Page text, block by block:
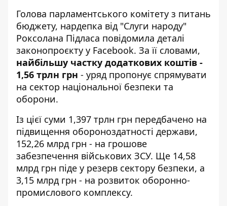
Голова парламентського комітету з питань
бюджету, нардепка від "Слуги народу"
Роксолана Підласа повідомила деталі
законопроєкту у Facebook. За її словами,
найбільшу частку додаткових коштів -
1,56 трлн грн - уряд пропонує спрямувати
на сектор національної безпеки та
оборони.
Із цієї суми 1,397 трлн грн передбачено на
підвищення обороноздатності держави,
152,26 млрд грн - на грошове
забезпечення військових ЗСУ. Ще 14,58
млрд грн піде у резерв сектору безпеки, а
3,15 млрд грн - на розвиток оборонно-
промислового комплексу.